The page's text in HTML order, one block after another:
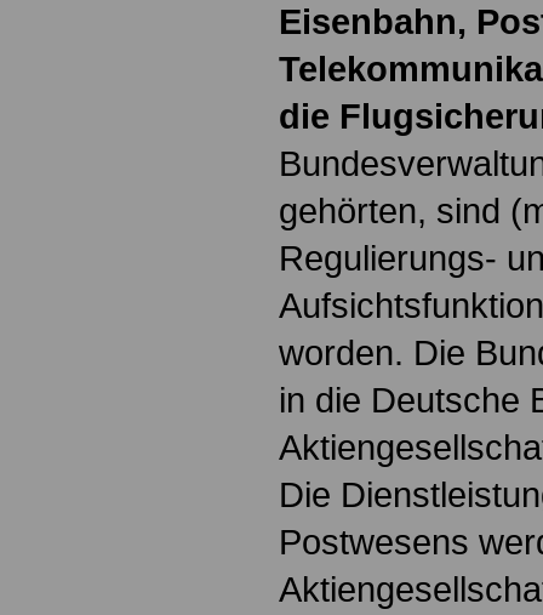
Eisenbahn,
die
gehörten, sind
Regulierungs-
worden. Die
in die Deutsche
Die
Postwesens